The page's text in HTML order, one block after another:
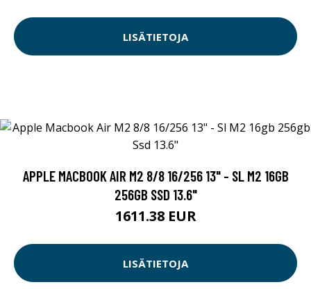
LISÄTIETOJA
APPLE MACBOOK AIR M2 8/8 16/256 13" - SL M2 16GB
256GB SSD 13.6"
1611.38 EUR
LISÄTIETOJA